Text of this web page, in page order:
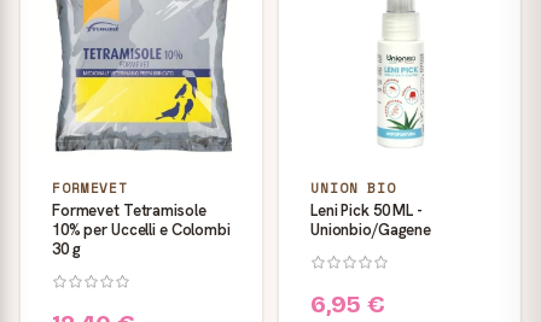
FORMEVET
Formevet Tetramisole
10% per Uccelli e Colombi
30 g
UNION BIO
Leni Pick 50 ML -
Unionbio/Gagene
6,95 €